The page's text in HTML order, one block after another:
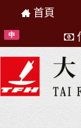
首頁